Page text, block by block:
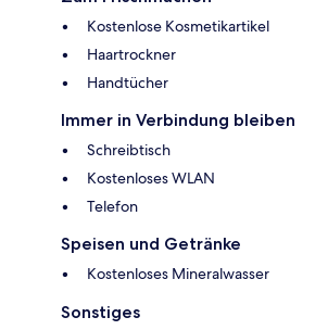
Kostenlose Kosmetikartikel
Haartrockner
Handtücher
Immer in Verbindung bleiben
Schreibtisch
Kostenloses WLAN
Telefon
Speisen und Getränke
Kostenloses Mineralwasser
Sonstiges